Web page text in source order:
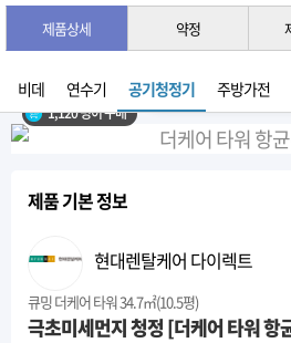
비데 연수기 공기청정기 주방가전
제품상세 약정
3초 간편 견적
2026년 07월 생산
1,120 명이 구매
제품 기본 정보
현대렌탈케어 다이렉트
큐밍 더케어 타워 34.7㎡(10.5평)
극초미세먼지 청정 [더케어 타워 항